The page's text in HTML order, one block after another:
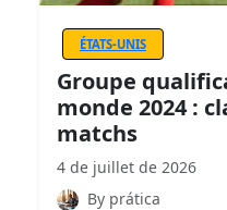
ÉTATS-UNIS
Groupe
monde 2024 :
matchs
4 de juillet de 2026
By prática